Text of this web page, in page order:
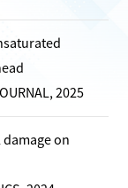
2025
on